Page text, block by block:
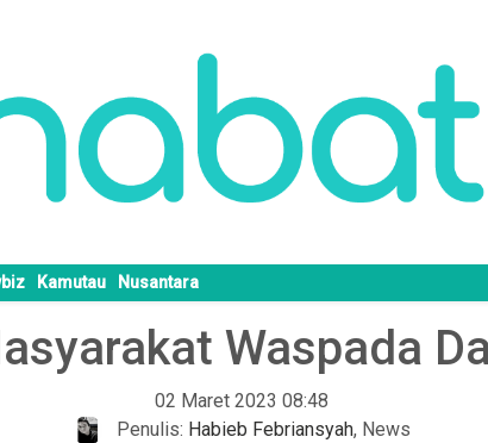
Kamutau Nusantara
Waspada
02 Maret 2023 08:48
Penulis: Habieb Febriansyah, News